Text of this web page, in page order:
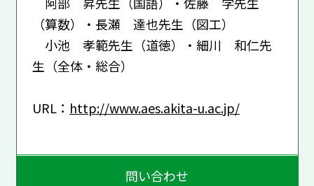
（算数）・長瀬 達也先生（図工）
小池 孝範先生（道徳）・細川 和仁先
生（全体・総合）
URL： http://www.aes.akita-u.ac.jp/
問い合わせ